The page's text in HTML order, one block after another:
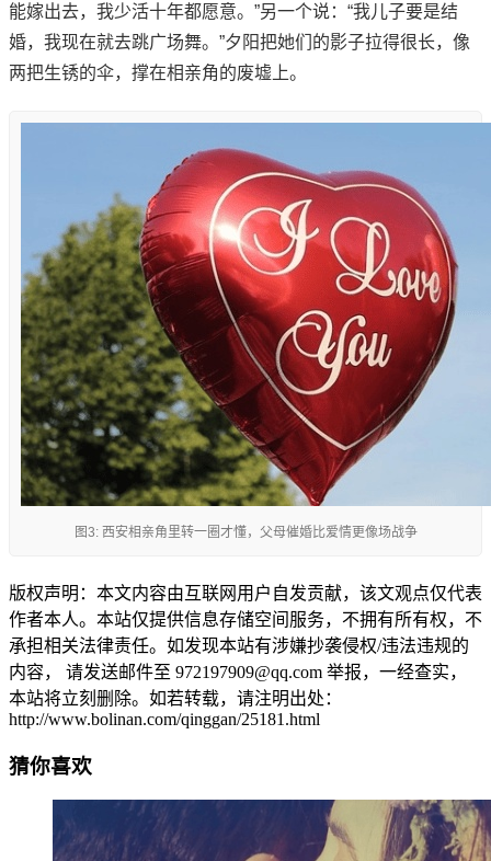
能嫁出去，我少活十年都愿意。”另一个说：“我儿子要是结
婚，我现在就去跳广场舞。”夕阳把她们的影子拉得很长，像
两把生锈的伞，撑在相亲角的废墟上。
图3: 西安相亲角里转一圈才懂，父母催婚比爱情更像场战争
版权声明：本文内容由互联网用户自发贡献，该文观点仅代表
作者本人。本站仅提供信息存储空间服务，不拥有所有权，不
承担相关法律责任。如发现本站有涉嫌抄袭侵权/违法违规的
内容， 请发送邮件至 972197909@qq.com 举报，一经查实，
本站将立刻删除。如若转载，请注明出处：
http://www.bolinan.com/qinggan/25181.html
猜你喜欢